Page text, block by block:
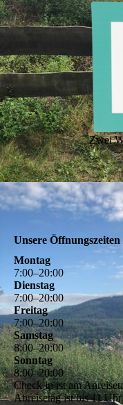
Zwei
Unsere
Montag
7:00–20:00
Dienstag
7:00–20:00
Freitag
7:00–20:00
Samstag
8:00–20:00
Sonntag
8:00–20:00
Check in ist am
Abreisetag ist bis 11 Uhr